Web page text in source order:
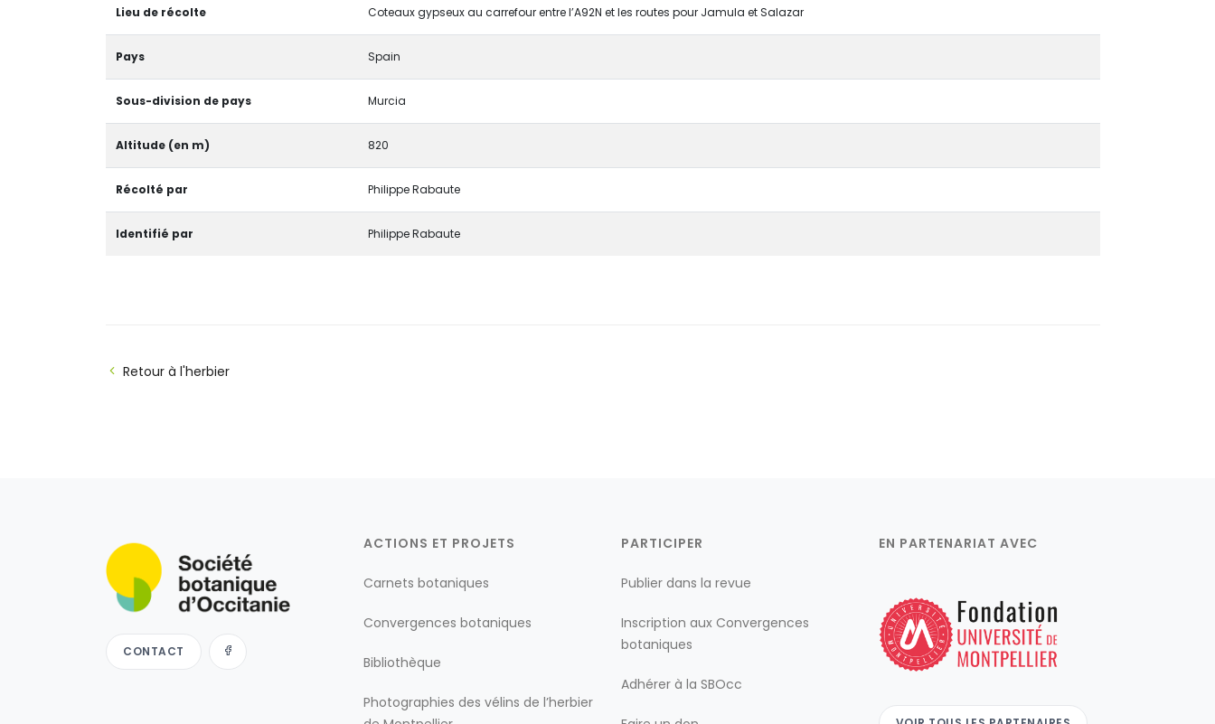
Lieu de récolte Coteaux gypseux au carrefour entre l’A92N et les routes pour Jamula et Salazar
Pays Spain
Sous-division de pays Murcia
Altitude (en m) 820
Récolté par Philippe Rabaute
Identifié par Philippe Rabaute
Retour à l'herbier
CONTACT
ACTIONS ET PROJETS
Carnets botaniques
Convergences botaniques
Bibliothèque
Photographies des vélins de l’herbier
PARTICIPER
Publier dans la revue
Inscription aux Convergences
botaniques
Adhérer à la SBOcc
EN PARTENARIAT AVEC